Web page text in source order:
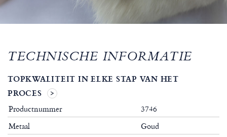
TECHNISCHE INFORMATIE
TOPKWALITEIT IN ELKE STAP VAN HET
PROCES
Productnummer
3746
Metaal
Goud